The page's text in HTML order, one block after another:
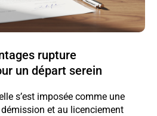
rupture
un départ serein
s’est imposée comme une
et au licenciement